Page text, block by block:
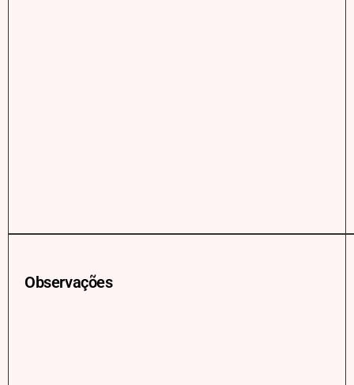
Observações